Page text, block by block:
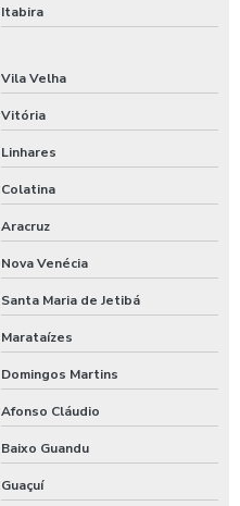
Itabira
Vila Velha
Vitória
Linhares
Colatina
Aracruz
Nova Venécia
Santa Maria de Jetibá
Marataízes
Domingos Martins
Afonso Cláudio
Baixo Guandu
Guaçuí